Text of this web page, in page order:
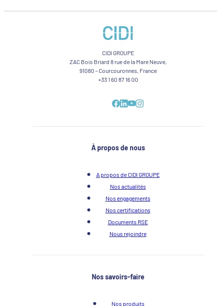
CIDI GROUPE
ZAC Bois Briard 8 rue de la Mare Neuve,
91080 – Courcouronnes, France
+33 1 60 87 16 00
À propos de nous
A propos de CIDI GROUPE
Nos actualités
Nos engagements
Nos certifications
Documents RSE
Nous rejoindre
Nos savoirs-faire
Nos produits